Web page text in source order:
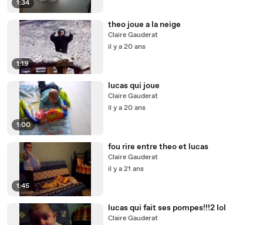
1:34
1:19
theo joue a la neige
Claire Gauderat
il y a 20 ans
1:00
lucas qui joue
Claire Gauderat
il y a 20 ans
1:45
fou rire entre theo et lucas
Claire Gauderat
il y a 21 ans
lucas qui fait ses pompes!!!2 lol
Claire Gauderat